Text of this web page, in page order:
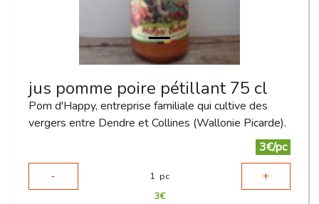
jus pomme poire pétillant 75 cl
Pom d'Happy, entreprise familiale qui cultive des
vergers entre Dendre et Collines (Wallonie Picarde).
3€/pc
-
1 pc +
3€